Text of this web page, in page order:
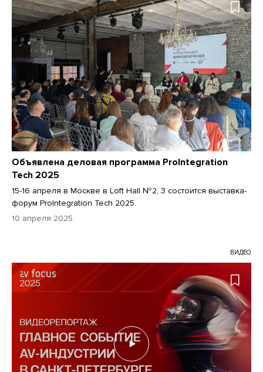
Объявлена деловая программа ProIntegration
Tech 2025
15-16 апреля в Москве в Loft Hall №2, 3 состоится выставка-
форум ProIntegration Tech 2025.
10 апреля 2025
ВИДЕО